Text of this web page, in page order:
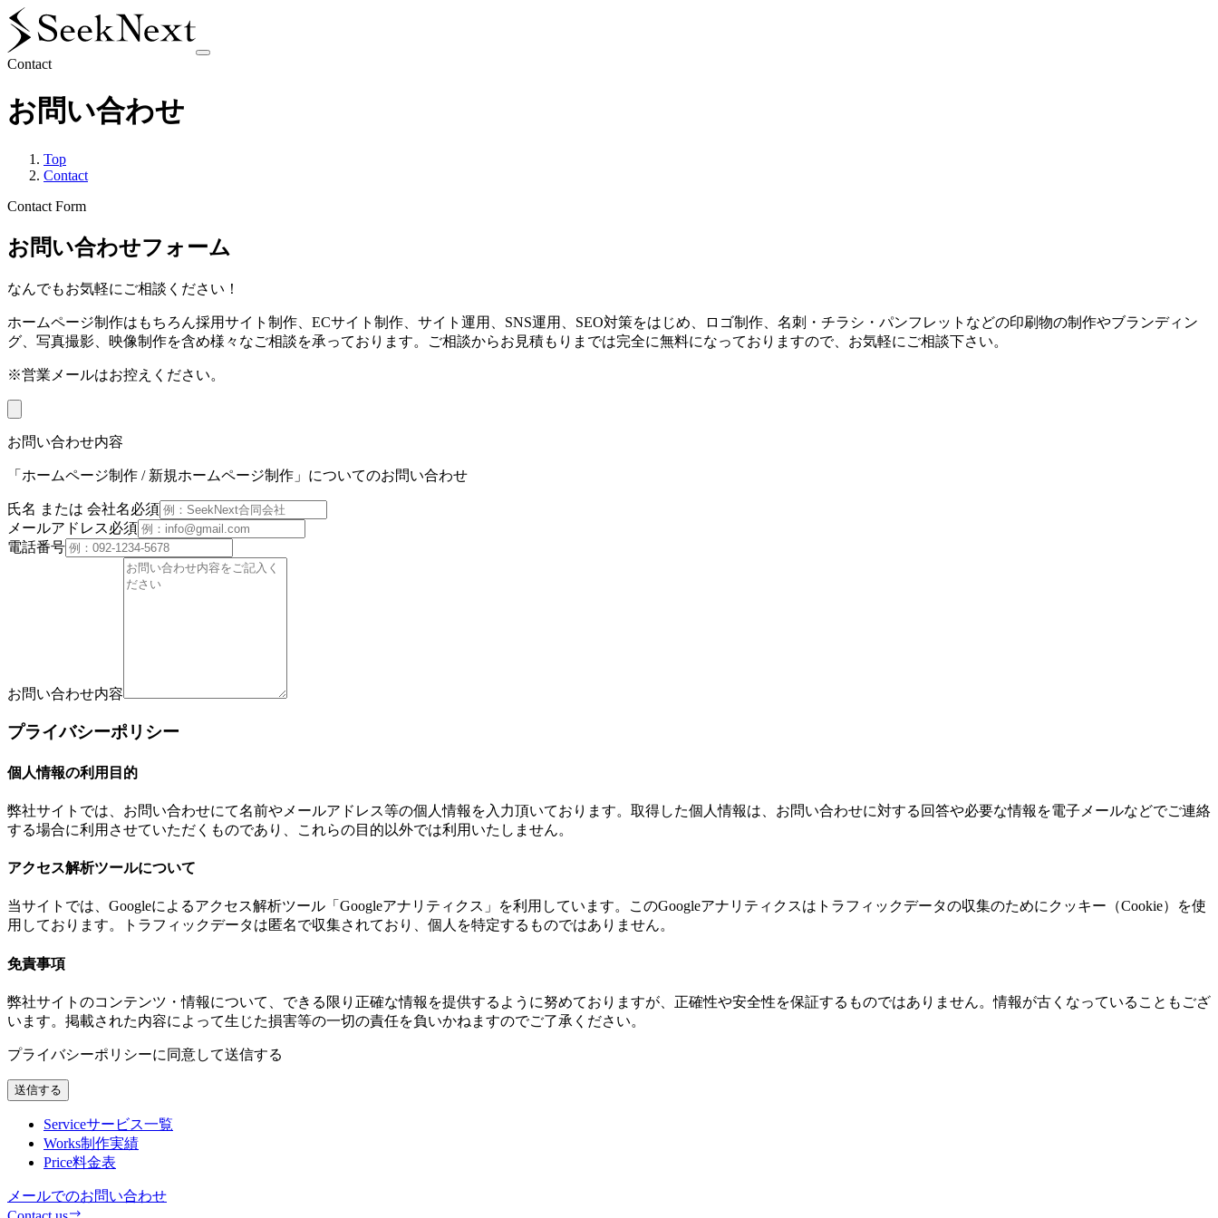
Contact
お問い合わせ
Top
Contact
Contact Form
お問い合わせフォーム
なんでもお気軽にご相談ください！
ホームページ制作はもちろん採用サイト制作、ECサイト制作、サイト運用、SNS運用、SEO対策をはじめ、ロゴ制作、名刺・チラシ・パンフレットなどの印刷物の制作やブランディン
グ、写真撮影、映像制作を含め様々なご相談を承っております。ご相談からお見積もりまでは完全に無料になっておりますので、お気軽にご相談下さい。
※営業メールはお控えください。
お問い合わせ内容
「 ホームページ制作 / 新規ホームページ制作 」についてのお問い合わせ
氏名 または 会社名必須
メールアドレス必須
電話番号
お問い合わせ内容
プライバシーポリシー
個人情報の利用目的
弊社サイトでは、お問い合わせにて名前やメールアドレス等の個人情報を入力頂いております。取得した個人情報は、お問い合わせに対する回答や必要な情報を電子メールなどでご連絡
する場合に利用させていただくものであり、これらの目的以外では利用いたしません。
アクセス解析ツールについて
当サイトでは、Googleによるアクセス解析ツール「Googleアナリティクス」を利用しています。このGoogleアナリティクスはトラフィックデータの収集のためにクッキー（Cookie）を使
用しております。トラフィックデータは匿名で収集されており、個人を特定するものではありません。
免責事項
弊社サイトのコンテンツ・情報について、できる限り正確な情報を提供するように努めておりますが、正確性や安全性を保証するものではありません。情報が古くなっていることもござ
います。掲載された内容によって生じた損害等の一切の責任を負いかねますのでご了承ください。
プライバシーポリシーに同意して送信する
送信する
Serviceサービス一覧
Works制作実績
Price料金表
メールでのお問い合わせ